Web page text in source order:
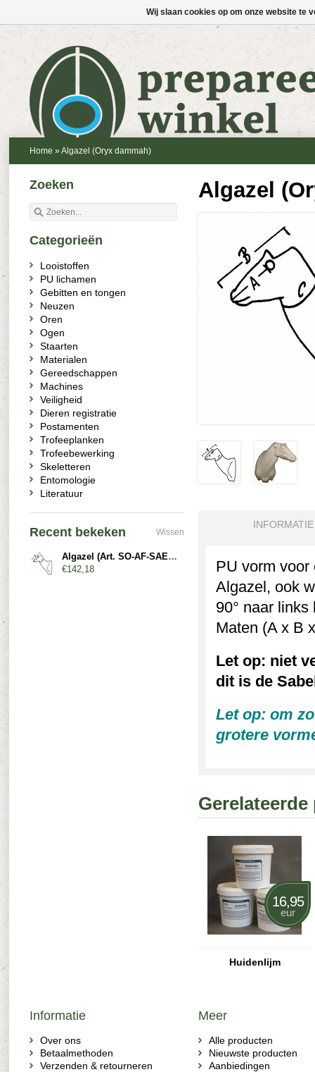
Home » Algazel (Oryx dammah)
Algazel
INFORMATIE
PU vorm voor
Algazel, ook
90° naar links
Maten (A x B
Let op: niet
dit is de
Let op: om
grotere
16,95
eur
Huidenlijm
Zoeken
Categorieën
Looistoffen
PU lichamen
Gebitten en tongen
Neuzen
Oren
Ogen
Staarten
Materialen
Gereedschappen
Machines
Veiligheid
Dieren registratie
Postamenten
Trofeeplanken
Trofeebewerking
Skeletteren
Entomologie
Literatuur
Recent bekeken Wissen
Algazel (Art. SO-AF-SAE1-L)
€142,18
Informatie
Over ons
Betaalmethoden
Verzenden & retourneren
Meer
Alle producten
Nieuwste producten
Aanbiedingen
Wij slaan cookies op om onze website te